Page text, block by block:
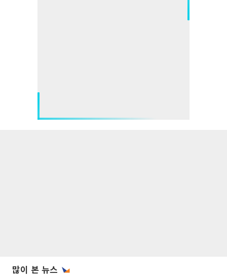
많이 본 뉴스